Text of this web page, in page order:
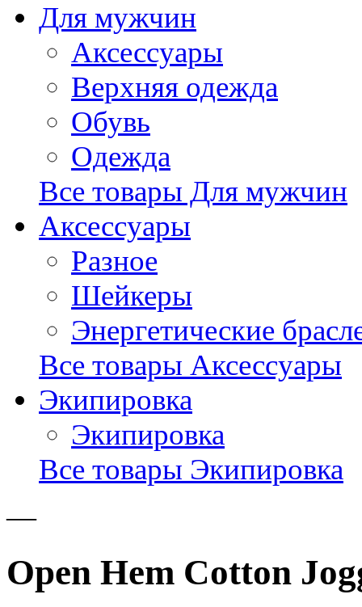
Для мужчин
Аксессуары
Верхняя одежда
Обувь
Одежда
Все товары Для мужчин
Аксессуары
Разное
Шейкеры
Энергетические
Все товары Аксессуары
Экипировка
Экипировка
Все товары Экипировка
—
Open Hem Cotton